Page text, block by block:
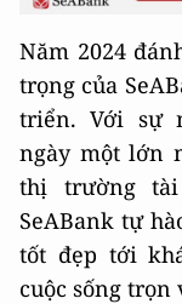
Năm 2024
trọng của
triển. Với sự
ngày một lớn
thị trường
SeABank tự
tốt đẹp tới
cuộc sống